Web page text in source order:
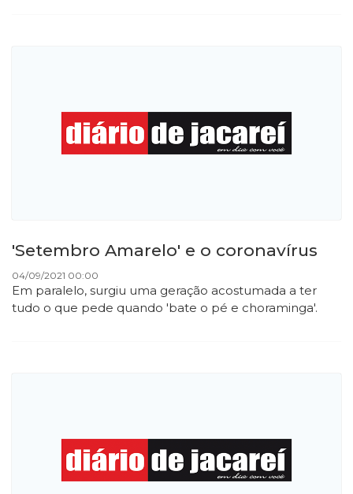
'Setembro Amarelo' e o coronavírus
04/09/2021 00:00
Em paralelo, surgiu uma geração acostumada a ter
tudo o que pede quando 'bate o pé e choraminga'.